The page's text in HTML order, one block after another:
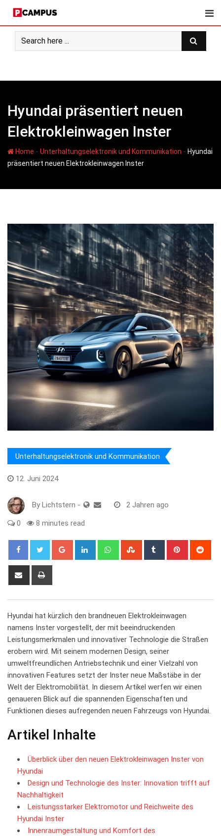
content
Hyundai präsentiert neuen
Elektrokleinwagen Inster
Home - Unterhaltungselektronik und Kommunikation - Hyundai
präsentiert neuen Elektrokleinwagen Inster
Unterhaltungselektronik und Kommunikation
12. Juni 2024
By Lichtstern - 2 Jahren ago
0 8 minutes read
Google+ LinkedIn WhatsappStumbleUpon
Tumblr Pinterest
Share
Hyundai hat kürzlich ‍den brandneuen Elektrokleinwagen
namens Inster vorgestellt, der mit​ beeindruckenden​
Leistungsmerkmalen ​und ‌innovativer Technologie die Straßen‍
erobern wird. Mit seinem modernen Design, seiner
umweltfreundlichen Antriebstechnik und einer Vielzahl ⁣von
innovativen Features setzt der Inster ⁢neue Maßstäbe in der
Welt ​der​ Elektromobilität. In diesem Artikel werfen wir einen
genaueren​ Blick auf⁤ die ‌spannenden Eigenschaften und
Funktionen dieses‌ aufregenden neuen ⁢Fahrzeugs von Hyundai.
Artikel Inhalte
Überblick über den neuen Elektrokleinwagen Inster von
Hyundai
Design und Technologie⁤ des⁣ Inster: Innovation trifft auf
Nachhaltigkeit
Leistungsstarker ⁤Elektromotor und Reichweite​ des‌
Hyundai‌ Inster
Innenraumgestaltung und Komfort des